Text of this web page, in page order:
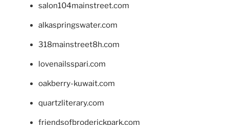
salon104mainstreet.com
alkaspringswater.com
318mainstreet8h.com
lovenailsspari.com
oakberry-kuwait.com
quartzliterary.com
friendsofbroderickpark.com